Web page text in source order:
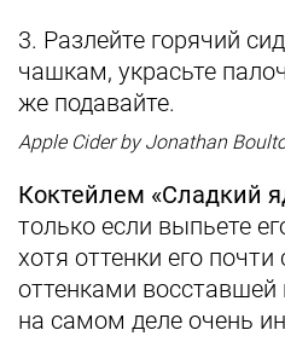
3. Разлейте горячий
чашкам, украсьте
же подавайте.
Apple Cider by Jonathan
Коктейлем «Сладкий
только если выпьете
хотя оттенки его
оттенками
на самом деле очень